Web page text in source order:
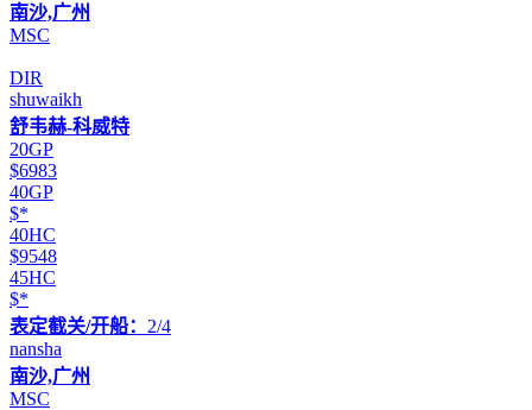
南沙,广州
MSC
DIR
shuwaikh
舒韦赫-科威特
20GP
$6983
40GP
$*
40HC
$9548
45HC
$*
表定截关/开船： 2/4
nansha
南沙,广州
MSC